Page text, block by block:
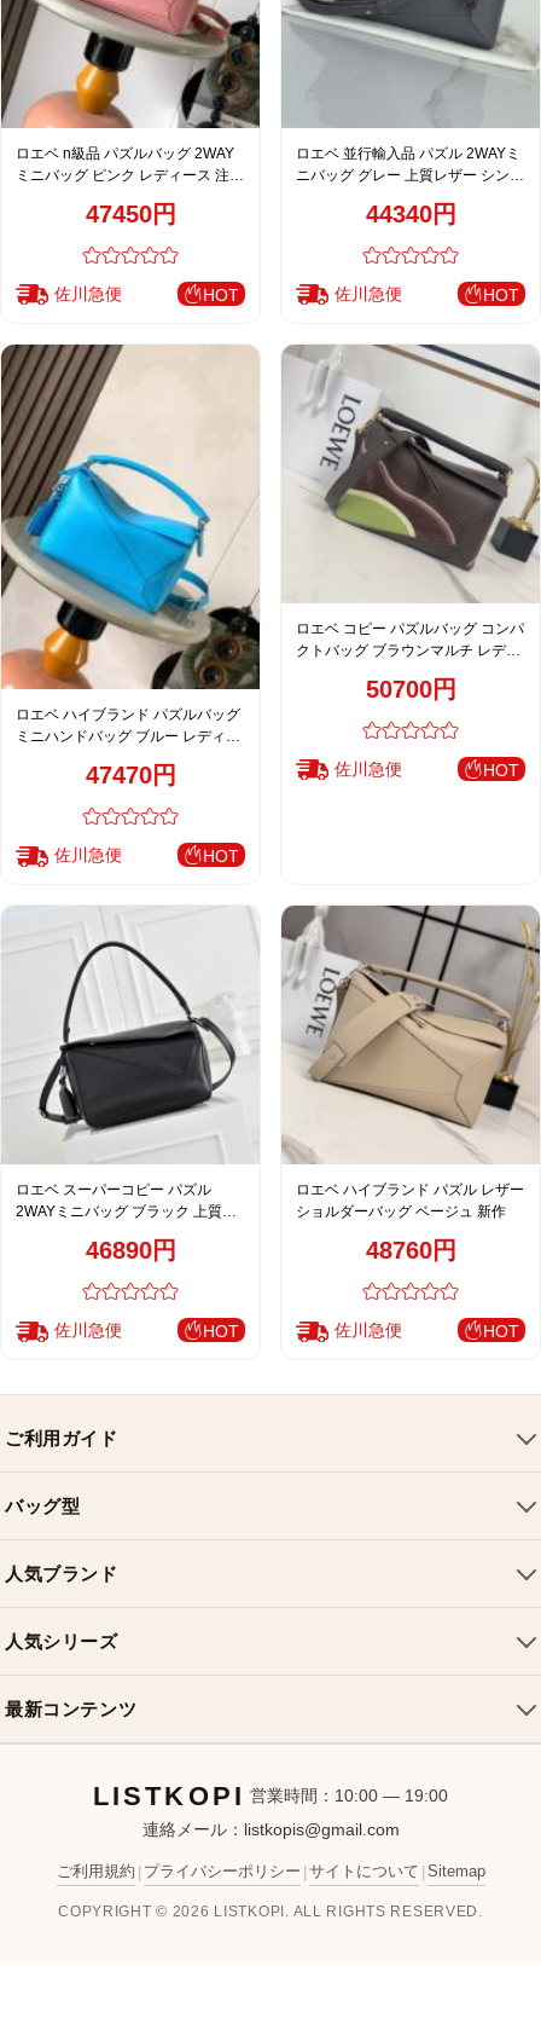
ロエベ n級品 パズルバッグ 2WAY
ミニバッグ ピンク レディース 注目
47450円
佐川急便 HOT
ロエベ 並行輸入品 パズル 2WAYミ
ニバッグ グレー 上質レザー シンプ
44340円
佐川急便 HOT
ロエベ ハイブランド パズルバッグ
ミニハンドバッグ ブルー レディー
47470円
佐川急便 HOT
ロエベ コピー パズルバッグ コンパ
クトバッグ ブラウンマルチ レディ
50700円
佐川急便 HOT
ロエベ スーパーコピー パズル
2WAYミニバッグ ブラック 上質レ
46890円
佐川急便 HOT
ロエベ ハイブランド パズル レザー
ショルダーバッグ ベージュ 新作
48760円
佐川急便 HOT
ご利用ガイド
配送について
返品・交換
お問い合わせ
バッグ型
ショルダーバッグ
クロスボディバッグ
ミニバッグ
バケットバッグ
人気ブランド
シャネルバッグ
ディオールバッグ
人気シリーズ
最新コンテンツ
新着アイテム
ブランドカテゴリ
お客様レビュー
LISTKOPI 営業時間：10:00 — 19:00
連絡メール： listkopis@gmail.com
ご利用規約 プライバシーポリシー サイトについて Sitemap
COPYRIGHT © 2026 LISTKOPI. ALL RIGHTS RESERVED.